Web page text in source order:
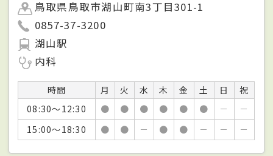
鳥取県鳥取市湖山町南3丁目301-1
0857-37-3200
湖山駅
内科
時間 月 火 水 木 金 土 日
祝
08:30～12:30
● ● ● ● ● ● －
－
15:00～18:30
● ● － ● ● － － －